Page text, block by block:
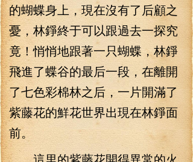
的蝴蝶身上，現在沒有了后顧之
憂，林錚終于可以跟過去一探究
竟！悄悄地跟著一只蝴蝶，林錚
飛進了蝶谷的最后一段，在離開
了七色彩棉林之后，一片開滿了
紫藤花的鮮花世界出現在林錚面
前。